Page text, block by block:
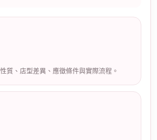
質、店型差異、應徵條件與實際流程。